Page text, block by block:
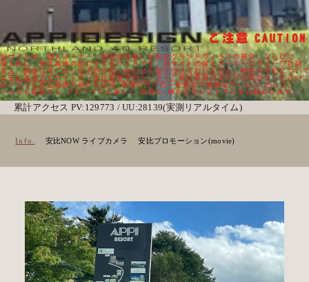
累計アクセス PV:129773 / UU:28139(実測リアルタイム)
Info. 安比NOW ライブカメラ 安比プロモーション(movie)